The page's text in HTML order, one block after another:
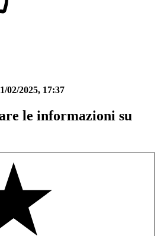
02/2025, 17:37
le informazioni su